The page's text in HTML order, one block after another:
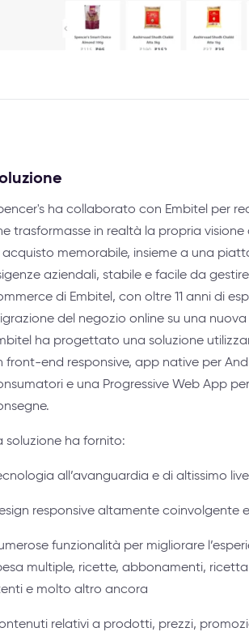
ha collaborato con Embitel per
trasformasse in realtà la propria visione
acquisto memorabile, insieme a una
aziendali, stabile e facile da
di Embitel, con oltre 11 anni di
del negozio online su una
ha progettato una soluzione
front-end responsive, app native per
e una Progressive Web App
soluzione ha fornito:
all’avanguardia e di altissimo
responsive altamente coinvolgente
funzionalità per migliorare
multiple, ricette, abbonamenti,
e molto altro ancora
relativi a prodotti, prezzi,